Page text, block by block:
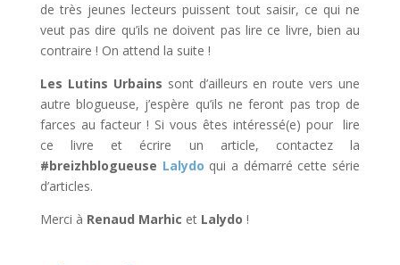
de très jeunes lecteurs puissent tout saisir, ce qui ne
veut pas dire qu’ils ne doivent pas lire ce livre, bien au
contraire ! On attend la suite !
Les Lutins Urbains sont d’ailleurs en route vers une
autre blogueuse, j’espère qu’ils ne feront pas trop de
farces au facteur ! Si vous êtes intéressé(e) pour lire
ce livre et écrire un article, contactez la
#breizhblogueuse Lalydo qui a démarré cette série
d’articles.
Merci à Renaud Marhic et Lalydo !